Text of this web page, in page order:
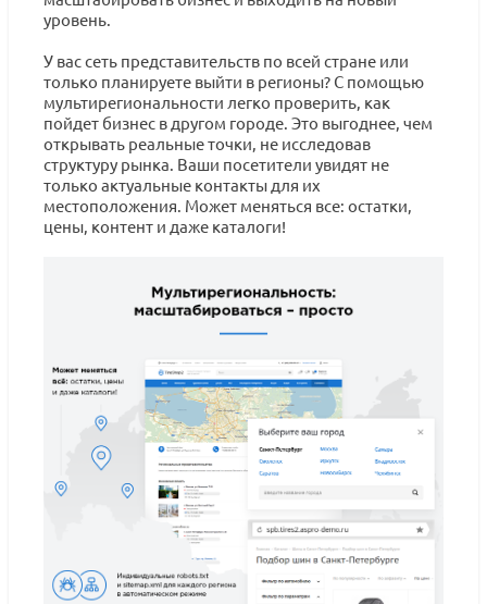
уровень.
У вас сеть представительств по всей стране или
только планируете выйти в регионы? С помощью
мультирегиональности легко проверить, как
пойдет бизнес в другом городе. Это выгоднее, чем
открывать реальные точки, не исследовав
структуру рынка. Ваши посетители увидят не
только актуальные контакты для их
местоположения. Может меняться все: остатки,
цены, контент и даже каталоги!